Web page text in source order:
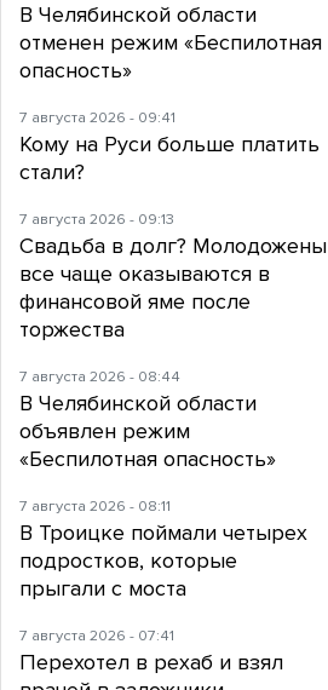
В Челябинской области
отменен режим «Беспилотная
опасность»
7 августа 2026 - 09:41
Кому на Руси больше платить
стали?
7 августа 2026 - 09:13
Свадьба в долг? Молодожены
все чаще оказываются в
финансовой яме после
торжества
7 августа 2026 - 08:44
В Челябинской области
объявлен режим
«Беспилотная опасность»
7 августа 2026 - 08:11
В Троицке поймали четырех
подростков, которые
прыгали с моста
7 августа 2026 - 07:41
Перехотел в рехаб и взял